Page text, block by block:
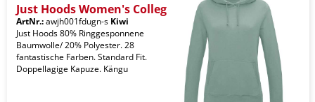
Just Hoods Women's Colleg
ArtNr.:awjh001fdugn-s Kiwi
Just Hoods 80% Ringgesponnene
Baumwolle/ 20% Polyester. 28
fantastische Farben. Standard Fit.
Doppellagige Kapuze. Kängu